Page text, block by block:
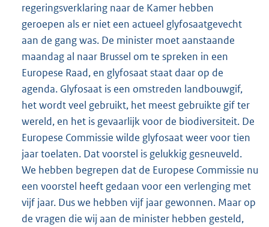
regeringsverklaring naar de Kamer hebben
geroepen als er niet een actueel glyfosaatgevecht
aan de gang was. De minister moet aanstaande
maandag al naar Brussel om te spreken in een
Europese Raad, en glyfosaat staat daar op de
agenda. Glyfosaat is een omstreden landbouwgif,
het wordt veel gebruikt, het meest gebruikte gif ter
wereld, en het is gevaarlijk voor de biodiversiteit. De
Europese Commissie wilde glyfosaat weer voor tien
jaar toelaten. Dat voorstel is gelukkig gesneuveld.
We hebben begrepen dat de Europese Commissie nu
een voorstel heeft gedaan voor een verlenging met
vijf jaar. Dus we hebben vijf jaar gewonnen. Maar op
de vragen die wij aan de minister hebben gesteld,